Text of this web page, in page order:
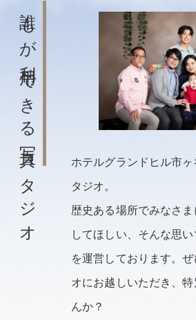
誰もが利用できる写真スタジオ ホテルグランドヒル市
タジオ。
歴史ある場所でみなさ
してほしい、そんな思
を運営しております。
オにお越しいただき、
んか？